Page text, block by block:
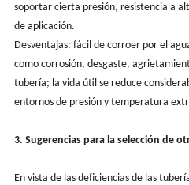
soportar cierta presión, resistencia a
de aplicación.
Desventajas: fácil de corroer por el
como corrosión, desgaste,
tubería; la vida útil se reduce
entornos de presión y temperatura
3. Sugerencias para la selección de
En vista de las deficiencias de las